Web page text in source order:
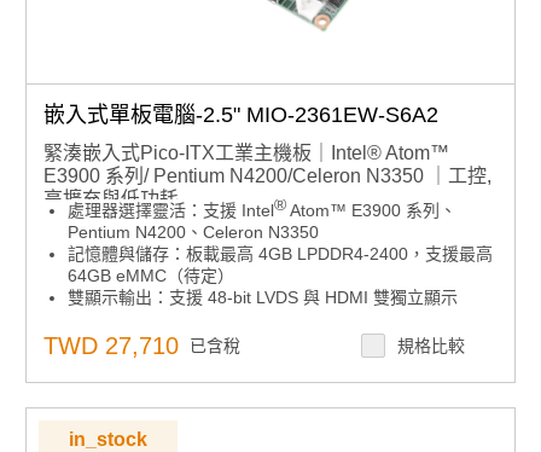
嵌入式單板電腦-2.5" MIO-2361EW-S6A2
緊湊嵌入式Pico-ITX工業主機板｜Intel® Atom™
E3900 系列/ Pentium N4200/Celeron N3350 ｜工控,
高擴充與低功耗
處理器選擇靈活：支援 Intel®Atom™ E3900 系列、
Pentium N4200、Celeron N3350
記憶體與儲存：板載最高 4GB LPDDR4-2400，支援最高
64GB eMMC（待定）
雙顯示輸出：支援 48-bit LVDS 與 HDMI 雙獨立顯示
mPCIe 模組
完整 I/O 配置：雙千兆 LAN、USB 3.0、2 x RS-
232/422/485、12/24V DC 輸入
智慧軟體支援：整合 iManager、SUSI API、WISE-
DeviceOn 與 Edge AI 套件
TWD 27,710 已含稅 規格比較
in_stock